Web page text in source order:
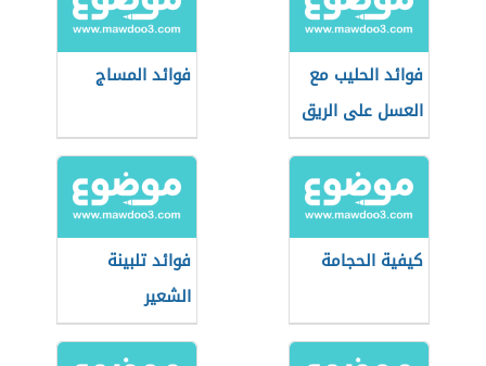
فوائد الحليب مع
العسل على الريق
فوائد المساج
كيفية الحجامة
فوائد تلبينة
الشعير